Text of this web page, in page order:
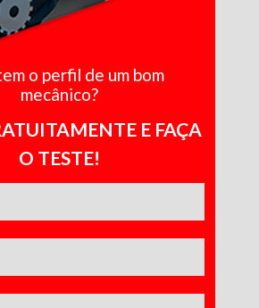
o perfil de um bom
mecânico?
E FAÇA
O TESTE!